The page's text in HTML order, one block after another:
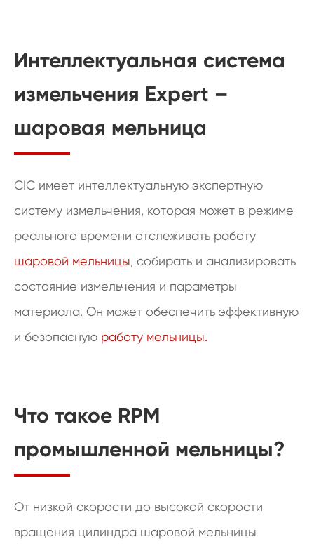
Интеллектуальная система
измельчения Expert –
шаровая мельница
CIC имеет интеллектуальную экспертную
систему измельчения, которая может в режиме
реального времени отслеживать работу
шаровой мельницы, собирать и анализировать
состояние измельчения и параметры
материала. Он может обеспечить эффективную
и безопасную работу мельницы.
Что такое RPM
промышленной мельницы?
От низкой скорости до высокой скорости
вращения цилиндра шаровой мельницы